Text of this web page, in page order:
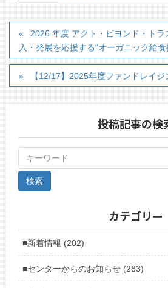
2026 年度 アクト・ビヨンド・ト
入・発展を応援する“オーガニック給食
【12/17】2025年度ファンドレイジ
投稿記事の検
カテゴリー
■新着情報 (202)
■センターからのお知らせ (283)